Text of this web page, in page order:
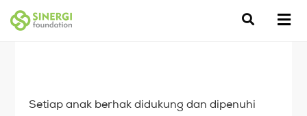
Setiap anak berhak didukung dan dipenuhi